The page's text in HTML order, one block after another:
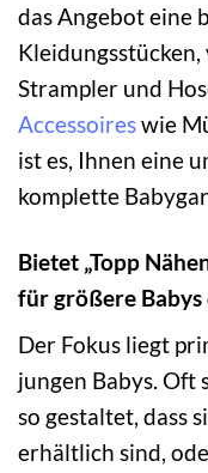
das Angebot eine
Strampler und
Accessoireswie
ist es, Ihnen eine
komplette
Bietet „Topp
für größere
Der Fokus liegt
jungen Babys. Oft
so gestaltet, dass
erhältlich sind,